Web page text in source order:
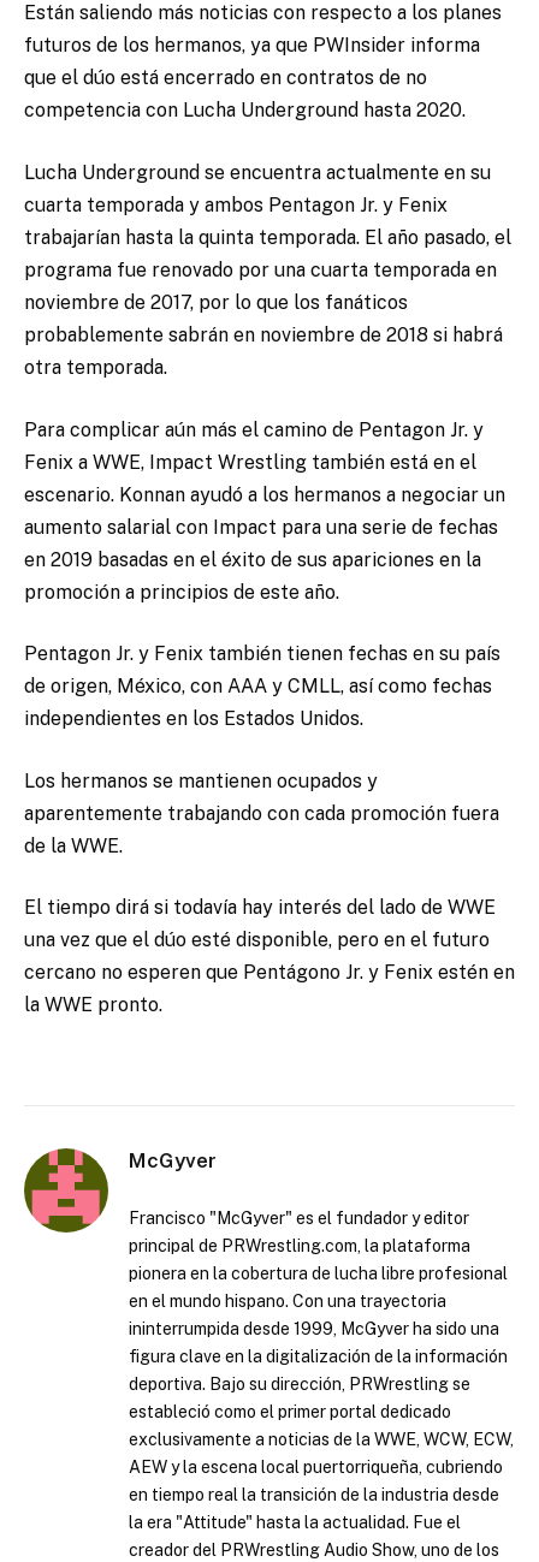
Están saliendo más noticias con respecto a los planes
futuros de los hermanos, ya que PWInsider informa
que el dúo está encerrado en contratos de no
competencia con Lucha Underground hasta 2020.
Lucha Underground se encuentra actualmente en su
cuarta temporada y ambos Pentagon Jr. y Fenix ​​
trabajarían hasta la quinta temporada. El año pasado, el
programa fue renovado por una cuarta temporada en
noviembre de 2017, por lo que los fanáticos
probablemente sabrán en noviembre de 2018 si habrá
otra temporada.
Para complicar aún más el camino de Pentagon Jr. y
Fenix ​​a WWE, Impact Wrestling también está en el
escenario. Konnan ayudó a los hermanos a negociar un
aumento salarial con Impact para una serie de fechas
en 2019 basadas en el éxito de sus apariciones en la
promoción a principios de este año.
Pentagon Jr. y Fenix ​​también tienen fechas en su país
de origen, México, con AAA y CMLL, así como fechas
independientes en los Estados Unidos.
Los hermanos se mantienen ocupados y
aparentemente trabajando con cada promoción fuera
de la WWE.
El tiempo dirá si todavía hay interés del lado de WWE
una vez que el dúo esté disponible, pero en el futuro
cercano no esperen que Pentágono Jr. y Fenix ​​estén en
la WWE pronto.
McGyver
Francisco "McGyver" es el fundador y editor
principal de PRWrestling.com, la plataforma
pionera en la cobertura de lucha libre profesional
en el mundo hispano. Con una trayectoria
ininterrumpida desde 1999, McGyver ha sido una
figura clave en la digitalización de la información
deportiva. Bajo su dirección, PRWrestling se
estableció como el primer portal dedicado
exclusivamente a noticias de la WWE, WCW, ECW,
AEW y la escena local puertorriqueña, cubriendo
en tiempo real la transición de la industria desde
la era "Attitude" hasta la actualidad. Fue el
creador del PRWrestling Audio Show, uno de los